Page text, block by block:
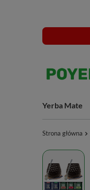
Yerba Mate
Strona główna